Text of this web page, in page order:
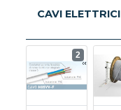
CAVI ELETTRICI
2